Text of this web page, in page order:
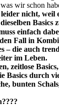
wir schon
nicht, weil
Basics
einfach
Fall in
– die auch
im Leben.
zeitlose
Basics durch
bunten